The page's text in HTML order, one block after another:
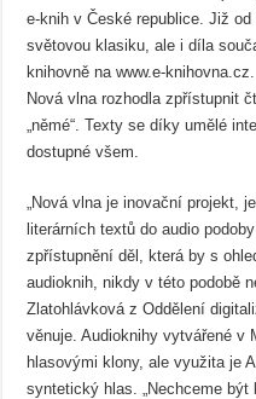
e-knih v České republice. Již
světovou klasiku, ale i díla
knihovně na www.e-
Nová vlna rozhodla zpřístupnit
„němé“. Texty se díky umělé
dostupné všem.
„Nová vlna je inovační projekt,
literárních textů do audio
zpřístupnění děl, která by s
audioknih, nikdy v této podobě
Zlatohlávková z Oddělení
věnuje. Audioknihy vytvářené v
hlasovými klony, ale využita je
syntetický hlas. „Nechceme být